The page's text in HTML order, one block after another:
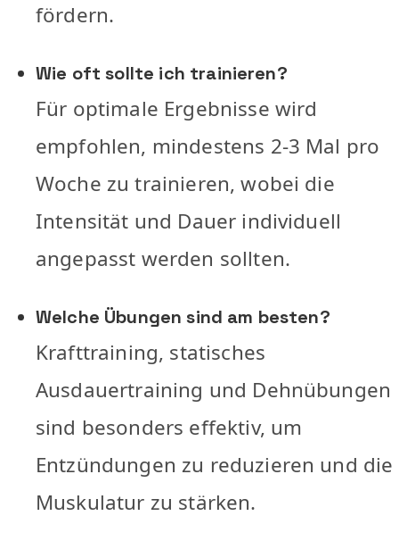
fördern.
Wie oft sollte ich trainieren?
Für optimale Ergebnisse wird
empfohlen, mindestens 2-3 Mal pro
Woche zu trainieren, wobei die
Intensität und Dauer individuell
angepasst werden sollten.
Welche Übungen sind am besten?
Krafttraining, statisches
Ausdauertraining und Dehnübungen
sind besonders effektiv, um
Entzündungen zu reduzieren und die
Muskulatur zu stärken.